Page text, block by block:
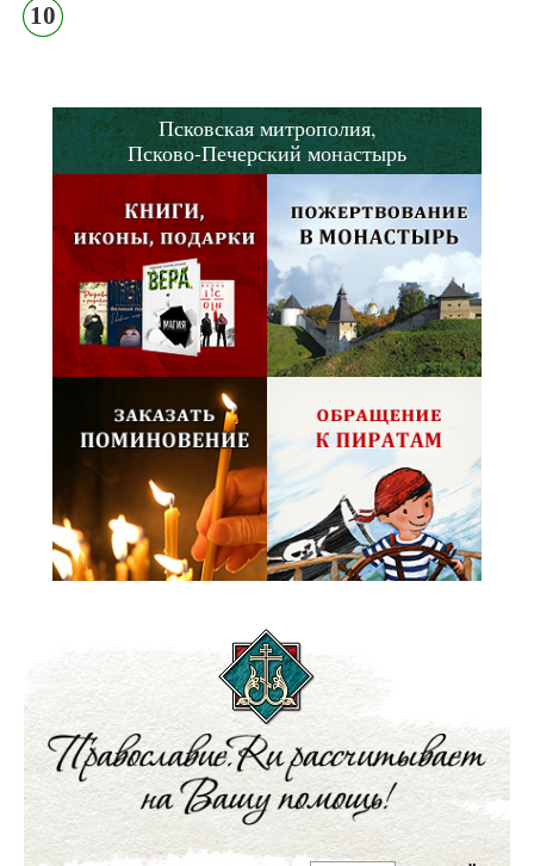
10
Псковская митрополия,
Псково-Печерский монастырь